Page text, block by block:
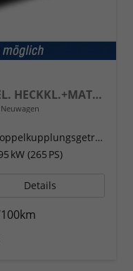
Sportline DSG+4WD+NAVI+EL. HECKKL.+MATRIX+SHZ V+H
Neuwagen
Doppelkupplungsgetriebe (DSG)
kW (265 PS)
Details